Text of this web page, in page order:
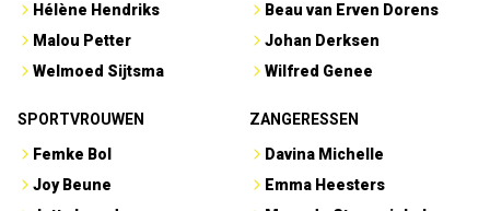
Hélène Hendriks
Malou Petter
Welmoed Sijtsma
Beau van Erven Dorens
Johan Derksen
Wilfred Genee
SPORTVROUWEN
Femke Bol
Joy Beune
ZANGERESSEN
Davina Michelle
Emma Heesters